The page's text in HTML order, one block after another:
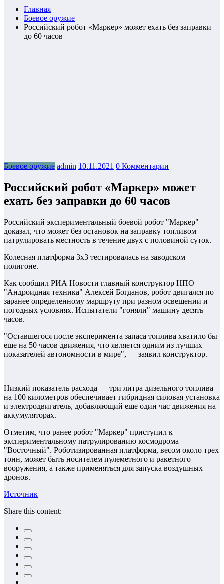
Главная
Боевое оружие
Российский робот «Маркер» может ехать без заправки
до 60 часов
Боевое оружие admin 10.11.2021 0 Комментарии
Российский робот «Маркер» может
ехать без заправки до 60 часов
Российский экспериментальный боевой робот "Маркер"
доказал, что может без остановок на заправку топливом
патрулировать местность в течение двух с половиной суток.
Колесная платформа 3х3 тестировалась на заводском
полигоне.
Как сообщил РИА Новости главный конструктор НПО
"Андроидная техника" Алексей Богданов, робот двигался по
заранее определенному маршруту при разном освещении и
погодных условиях. Испытатели "гоняли" машину десять
часов.
"Оставшегося после эксперимента запаса топлива хватило бы
еще на 50 часов движения, что является одним из лучших
показателей автономности в мире", — заявил конструктор.
Низкий показатель расхода — три литра дизельного топлива
на 100 километров обеспечивает гибридная силовая установка
и электродвигатель, добавляющий еще один час движения на
аккумуляторах.
Отметим, что ранее робот "Маркер" приступил к
экспериментальному патрулированию космодрома
"Восточный". Роботизированная платформа, весом около трех
тонн, может быть носителем пулеметного и ракетного
вооружения, а также применяться для запуска воздушных
дронов.
Источник
Share this content: